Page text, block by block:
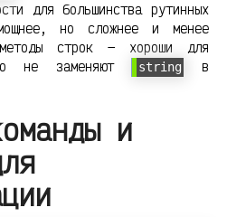
для большинства рутинных
но сложнее и менее
строк — хороши для
не заменяют
string
в
и